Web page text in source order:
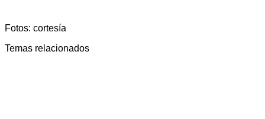
Fotos: cortesía
Temas relacionados